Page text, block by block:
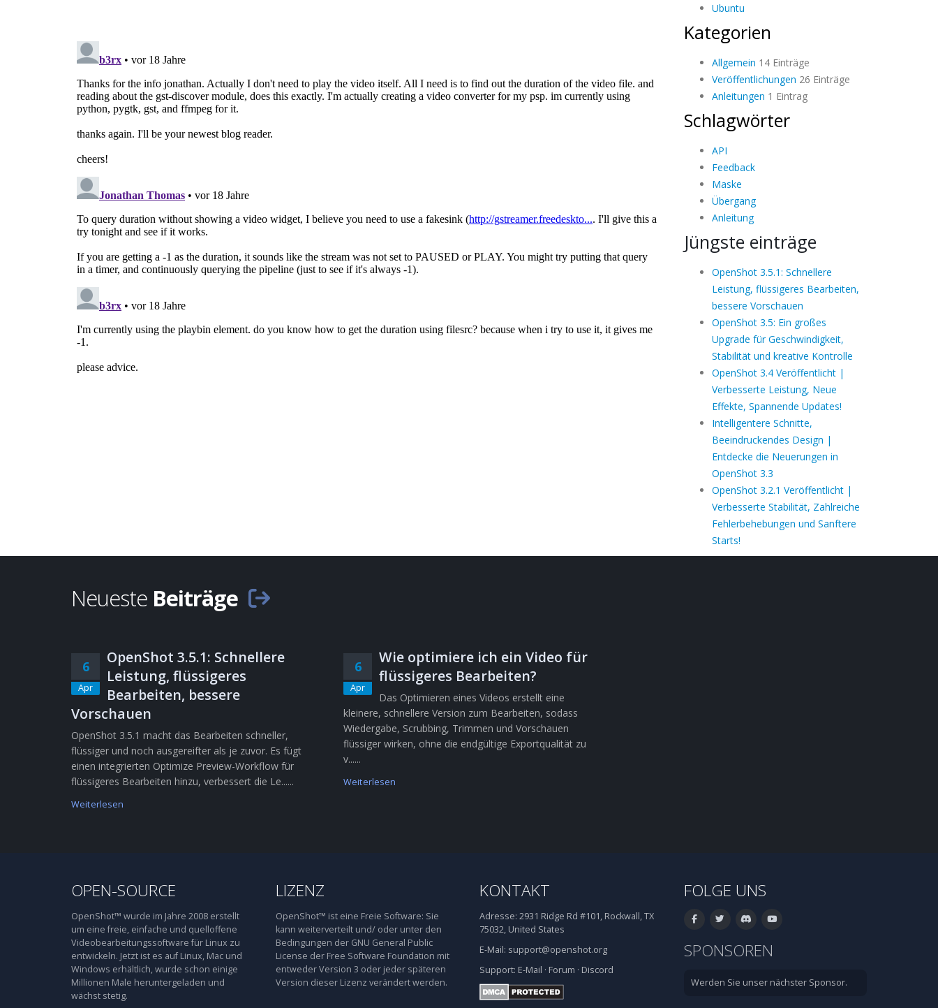
Ubuntu
Kategorien
Allgemein 14 Einträge
Veröffentlichungen 26 Einträge
Anleitungen 1 Eintrag
Schlagwörter
API
Feedback
Maske
Übergang
Anleitung
Jüngste einträge
OpenShot 3.5.1: Schnellere
Leistung, flüssigeres Bearbeiten,
bessere Vorschauen
OpenShot 3.5: Ein großes
Upgrade für Geschwindigkeit,
Stabilität und kreative Kontrolle
OpenShot 3.4 Veröffentlicht |
Verbesserte Leistung, Neue
Effekte, Spannende Updates!
Intelligentere Schnitte,
Beeindruckendes Design |
Entdecke die Neuerungen in
OpenShot 3.3
OpenShot 3.2.1 Veröffentlicht |
Verbesserte Stabilität, Zahlreiche
Fehlerbehebungen und Sanftere
Starts!
Neueste Beiträge
6
Apr
OpenShot 3.5.1: Schnellere
Leistung, flüssigeres
Bearbeiten, bessere
Vorschauen
OpenShot 3.5.1 macht das Bearbeiten schneller,
flüssiger und noch ausgereifter als je zuvor. Es fügt
einen integrierten Optimize Preview-Workflow für
flüssigeres Bearbeiten hinzu, verbessert die Le......
Weiterlesen
6
Apr
Wie optimiere ich ein Video für
flüssigeres Bearbeiten?
Das Optimieren eines Videos erstellt eine
kleinere, schnellere Version zum Bearbeiten, sodass
Wiedergabe, Scrubbing, Trimmen und Vorschauen
flüssiger wirken, ohne die endgültige Exportqualität zu
v......
Weiterlesen
OPEN-SOURCE
OpenShot™ wurde im Jahre 2008 erstellt
um eine freie, einfache und quelloffene
Videobearbeitungssoftware für Linux zu
entwickeln. Jetzt ist es auf Linux, Mac und
Windows erhältlich, wurde schon einige
Millionen Male heruntergeladen und
wächst stetig.
LIZENZ
OpenShot™ ist eine Freie Software: Sie
kann weiterverteilt und/ oder unter den
Bedingungen der GNU General Public
License der Free Software Foundation mit
entweder Version 3 oder jeder späteren
Version dieser Lizenz verändert werden.
KONTAKT
Adresse: 2931 Ridge Rd #101, Rockwall, TX
75032, United States
E-Mail: support@openshot.org
Support: E-Mail · Forum · Discord
FOLGE UNS
SPONSOREN
Werden Sie unser nächster Sponsor.